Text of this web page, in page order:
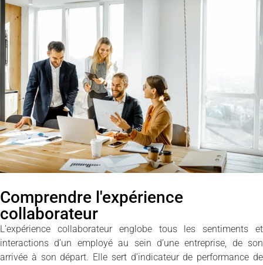
Comprendre l'expérience
collaborateur
L’expérience collaborateur englobe tous les sentiments et
interactions d’un employé au sein d’une entreprise, de son
arrivée à son départ. Elle sert d’indicateur de performance de